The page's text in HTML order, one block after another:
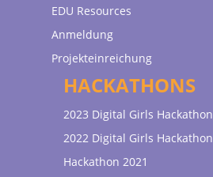
EDU Resources
Anmeldung
Projekteinreichung
HACKATHONS
2023 Digital Girls Hackathon
2022 Digital Girls Hackathon
Hackathon 2021